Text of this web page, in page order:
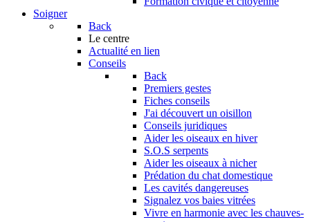
Soigner
Back
Le centre
Actualité en lien
Conseils
Back
Premiers gestes
Fiches conseils
J'ai découvert un oisillon
Conseils juridiques
Aider les oiseaux en hiver
S.O.S serpents
Aider les oiseaux à nicher
Prédation du chat domestique
Les cavités dangereuses
Signalez vos baies vitrées
Vivre en harmonie avec les chauves-